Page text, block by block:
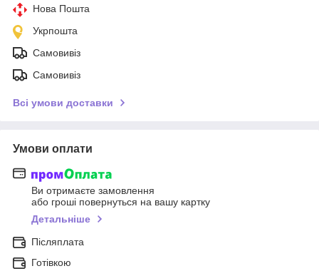
Нова Пошта
Укрпошта
Самовивіз
Самовивіз
Всі умови доставки
Умови оплати
Ви отримаєте замовлення
або гроші повернуться на вашу картку
Детальніше
Післяплата
Готівкою